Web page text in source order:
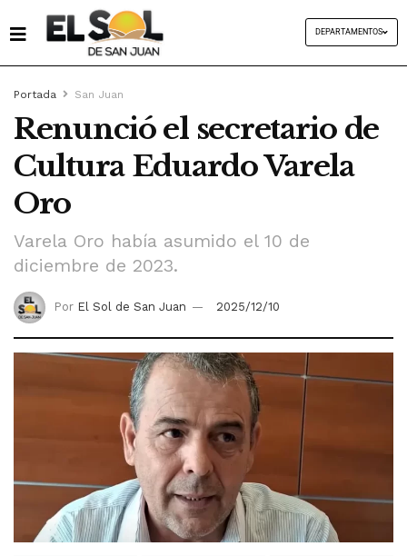
DEPARTAMENTOS
Portada San Juan
Renunció el secretario de
Cultura Eduardo Varela
Oro
Varela Oro había asumido el 10 de
diciembre de 2023.
Por El Sol de San Juan 2025/12/10